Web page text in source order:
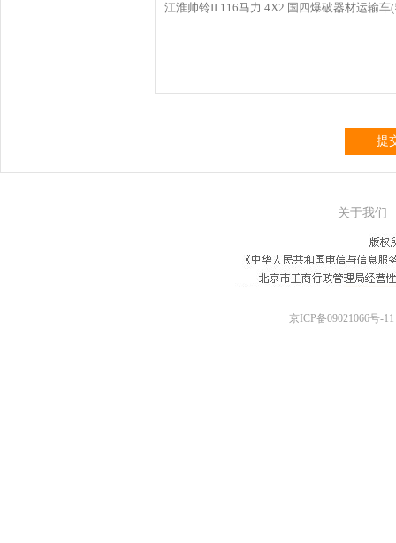
提
关于我们
京ICP备09021066号-11